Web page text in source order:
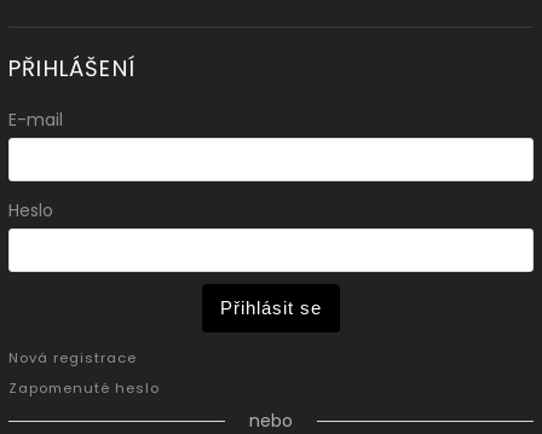
PŘIHLÁŠENÍ
E-mail
Heslo
Přihlásit se
Nová registrace
Zapomenuté heslo
nebo